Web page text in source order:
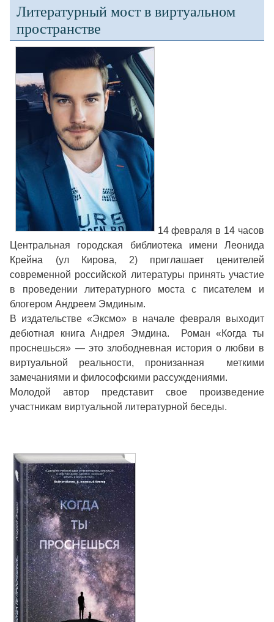
Литературный мост в виртуальном
пространстве
14 февраля в 14 часов
Центральная городская библиотека имени Леонида
Крейна (ул Кирова, 2) приглашает ценителей
современной российской литературы принять участие
в проведении литературного моста с писателем и
блогером Андреем Эмдиным.
В издательстве «Эксмо» в начале февраля выходит
дебютная книга Андрея Эмдина. Роман «Когда ты
проснешься» — это злободневная история о любви в
виртуальной реальности, пронизанная меткими
замечаниями и философскими рассуждениями.
Молодой автор представит свое произведение
участникам виртуальной литературной беседы.